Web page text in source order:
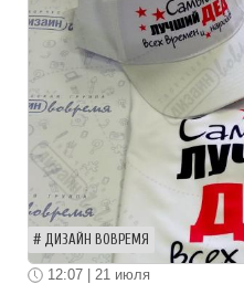
ДИЗАЙН ВОВРЕМЯ
12:07 | 21 июля